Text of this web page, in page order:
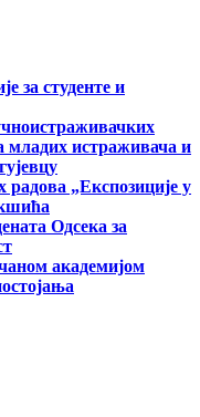
за студенте и
младих истраживача и
радова „Експозиције у
Одсека за
академијом